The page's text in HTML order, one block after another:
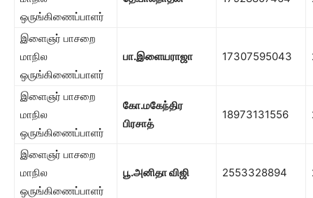
ஒருங்கிணைப்பாளர்
இளைஞர் பாசறை
மாநில
ஒருங்கிணைப்பாளர்
பா.இளையராஜா 17307595043
இளைஞர் பாசறை
மாநில
ஒருங்கிணைப்பாளர்
கோ.மகேந்திர
பிரசாத்
18973131556
இளைஞர் பாசறை
மாநில
ஒருங்கிணைப்பாளர்
பூ.அனிதா விஜி 2553328894